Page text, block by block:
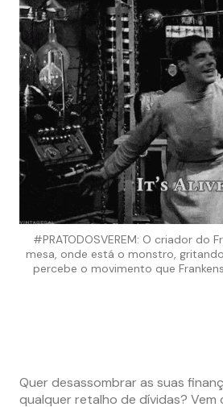
#PRATODOSVEREM: O criador do
mesa, onde está o monstro,
percebe o movimento que
Quer desassombrar as suas
qualquer retalho de dívidas? Vem